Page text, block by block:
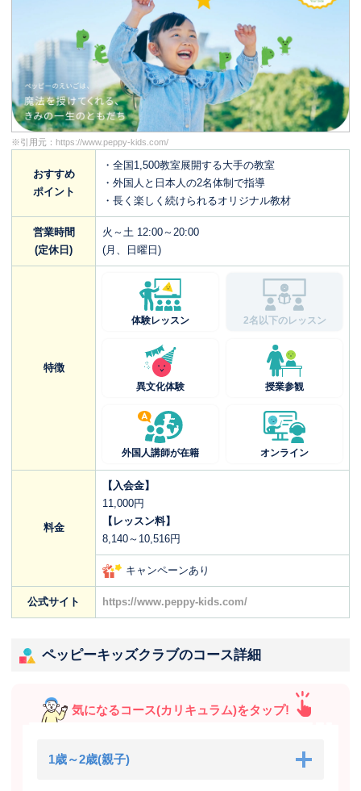
※引用元： https://www.peppy-kids.com/
おすすめ
ポイント
・全国1,500教室展開する大手の教室
・外国人と日本人の2名体制で指導
・長く楽しく続けられるオリジナル教材
営業時間
(定休日)
火～土 12:00～20:00
(月、日曜日)
特徴
体験レッスン 2名以下のレッスン
異文化体験 授業参観
外国人講師が在籍 オンライン
料金
【入会金】
11,000円
【レッスン料】
8,140～10,516円
キャンペーンあり
公式サイト https://www.peppy-kids.com/
ペッピーキッズクラブのコース詳細
気になるコース(カリキュラム)をタップ!
1歳～2歳(親子)